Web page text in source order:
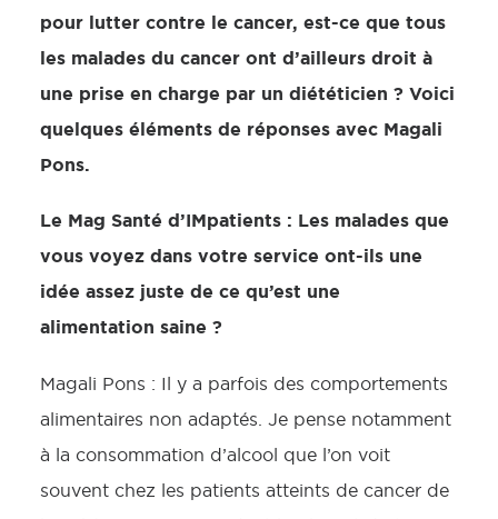
pour lutter contre le cancer, est-ce que tous
les malades du cancer ont d’ailleurs droit à
une prise en charge par un diététicien ? Voici
quelques éléments de réponses avec Magali
Pons.
Le Mag Santé d’IMpatients : Les malades que
vous voyez dans votre service ont-ils une
idée assez juste de ce qu’est une
alimentation saine ?
Magali Pons : Il y a parfois des comportements
alimentaires non adaptés. Je pense notamment
à la consommation d’alcool que l’on voit
souvent chez les patients atteints de cancer de